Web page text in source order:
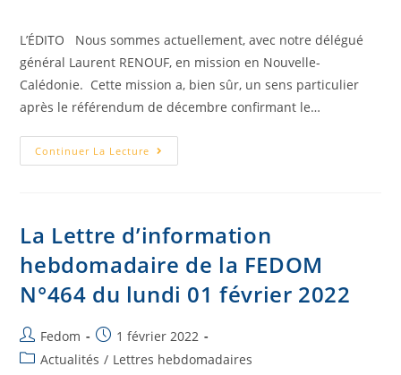
L’ÉDITO Nous sommes actuellement, avec notre délégué
général Laurent RENOUF, en mission en Nouvelle-
Calédonie. Cette mission a, bien sûr, un sens particulier
après le référendum de décembre confirmant le…
Continuer La Lecture
La Lettre d’information
hebdomadaire de la FEDOM
N°464 du lundi 01 février 2022
Fedom
1 février 2022
Actualités / Lettres hebdomadaires